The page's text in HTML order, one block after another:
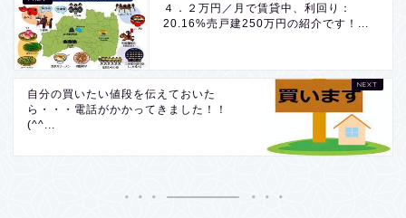
４．２万円／月で賃貸中、利回り：
20.16%売戸建250万円の紹介です！...
自分の買いたい値段を伝えておいた
ら・・・電話がかかってきました！！
(^^...